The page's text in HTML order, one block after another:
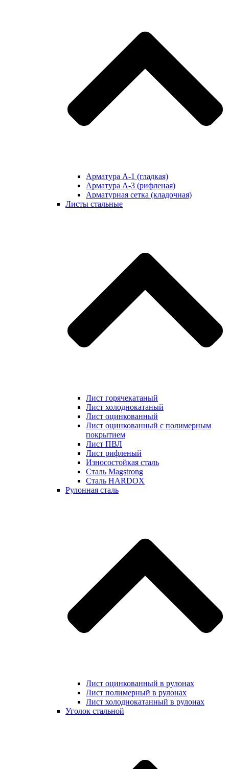
Арматура А-1 (гладкая)
Арматура А-3 (рифленая)
Арматурная сетка (кладочная)
Листы стальные
Лист горячекатаный
Лист холоднокатаный
Лист оцинкованный
Лист оцинкованный с полимерным
покрытием
Лист ПВЛ
Лист рифленый
Износостойкая сталь
Сталь Magstrong
Сталь HARDOX
Рулонная сталь
Лист оцинкованный в рулонах
Лист полимерный в рулонах
Лист холоднокатанный в рулонах
Уголок стальной